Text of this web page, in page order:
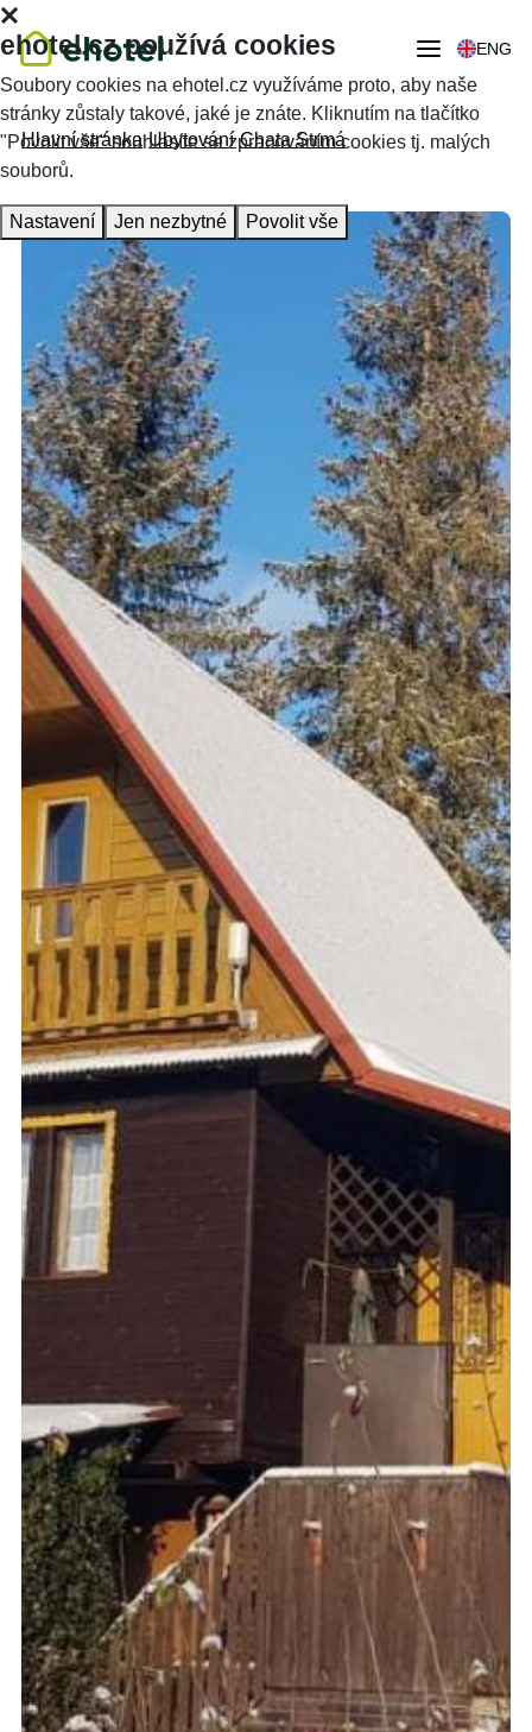
ENG
Hlavní stránka Ubytování Chata Strmá
ehotel.cz používá cookies
Soubory cookies na ehotel.cz využíváme proto, aby naše
stránky zůstaly takové, jaké je znáte. Kliknutím na tlačítko
"Povolit vše" souhlasíte se zpracováním cookies tj. malých
souborů.
Nastavení Jen nezbytné Povolit vše